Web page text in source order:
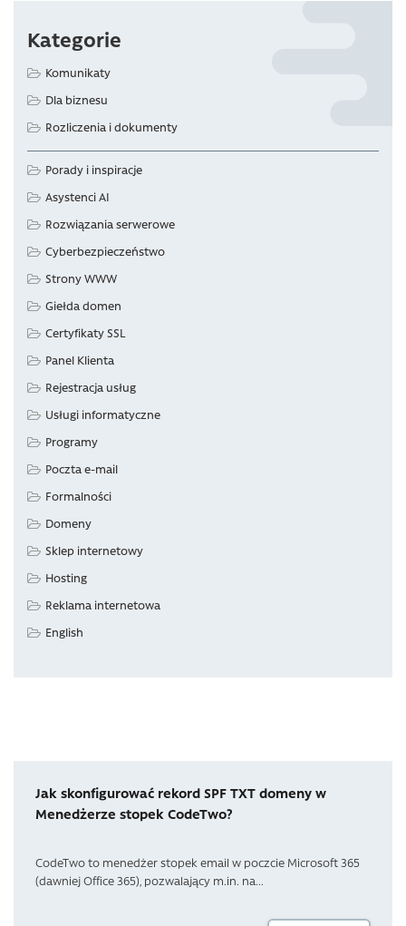
Kategorie
Komunikaty
Dla biznesu
Rozliczenia i dokumenty
Porady i inspiracje
Asystenci AI
Rozwiązania serwerowe
Cyberbezpieczeństwo
Strony WWW
Giełda domen
Certyfikaty SSL
Panel Klienta
Rejestracja usług
Usługi informatyczne
Programy
Poczta e-mail
Formalności
Domeny
Sklep internetowy
Hosting
Reklama internetowa
English
Jak skonfigurować rekord SPF TXT domeny w
Menedżerze stopek CodeTwo?
CodeTwo to menedżer stopek email w poczcie Microsoft 365
(dawniej Office 365), pozwalający m.in. na...